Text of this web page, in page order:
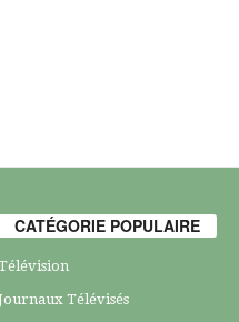
CATÉGORIE POPULAIRE
Télévisés